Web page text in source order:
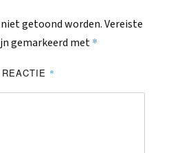
getoond worden.Vereiste
gemarkeerd met*
REACTIE *